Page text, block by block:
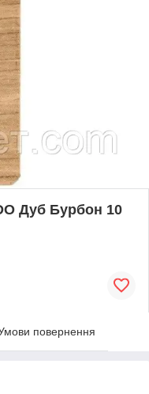
Дуб Бурбон 10
повернення